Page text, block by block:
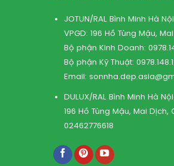
JOTUN/RAL Bình Minh Hà Nội
VPGD: 196 Hồ Tùng Mậu,
Bộ phận Kinh Doanh:
Bộ phận Kỹ Thuật:
Email:
DULUX/RAL Bình Minh Hà
196 Hồ Tùng Mậu, Mai Dịch,
02462776618